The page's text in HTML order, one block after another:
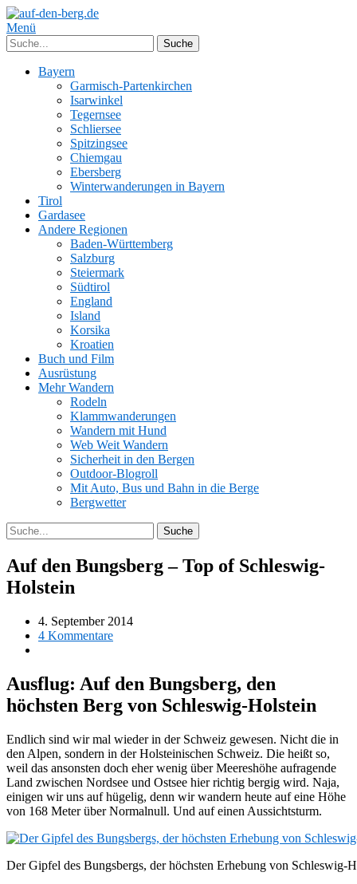
Menü
Bayern
Garmisch-Partenkirchen
Isarwinkel
Tegernsee
Schliersee
Spitzingsee
Chiemgau
Ebersberg
Winterwanderungen in Bayern
Tirol
Gardasee
Andere Regionen
Baden-Württemberg
Salzburg
Steiermark
Südtirol
England
Island
Korsika
Kroatien
Buch und Film
Ausrüstung
Mehr Wandern
Rodeln
Klammwanderungen
Wandern mit Hund
Web Weit Wandern
Sicherheit in den Bergen
Outdoor-Blogroll
Mit Auto, Bus und Bahn in die Berge
Bergwetter
Auf den Bungsberg – Top of Schleswig-
Holstein
4. September 2014
4 Kommentare
Ausflug: Auf den Bungsberg, den
höchsten Berg von Schleswig-Holstein
Endlich sind wir mal wieder in der Schweiz gewesen. Nicht die in
den Alpen, sondern in der Holsteinischen Schweiz. Die heißt so,
weil das ansonsten doch eher wenig über Meereshöhe aufragende
Land zwischen Nordsee und Ostsee hier richtig bergig wird. Naja,
einigen wir uns auf hügelig, denn wir wandern heute auf eine Höhe
von 168 Meter über Normalnull. Und auf einen Aussichtsturm.
Der Gipfel des Bungsbergs, der höchsten Erhebung von Schleswig-